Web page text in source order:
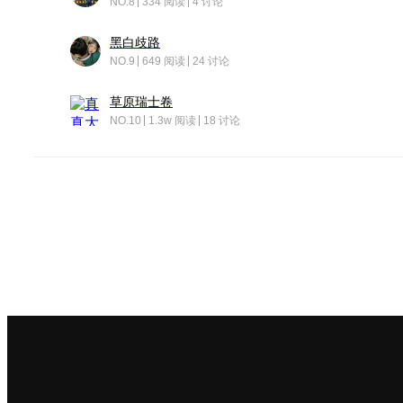
黑白歧路
NO.9 649 阅读 24 讨论
草原瑞士卷
NO.10 1.3w 阅读 18 讨论